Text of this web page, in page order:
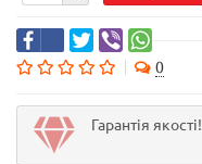
0
Гарантія якості!